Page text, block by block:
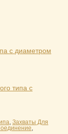
, Захваты Для
,